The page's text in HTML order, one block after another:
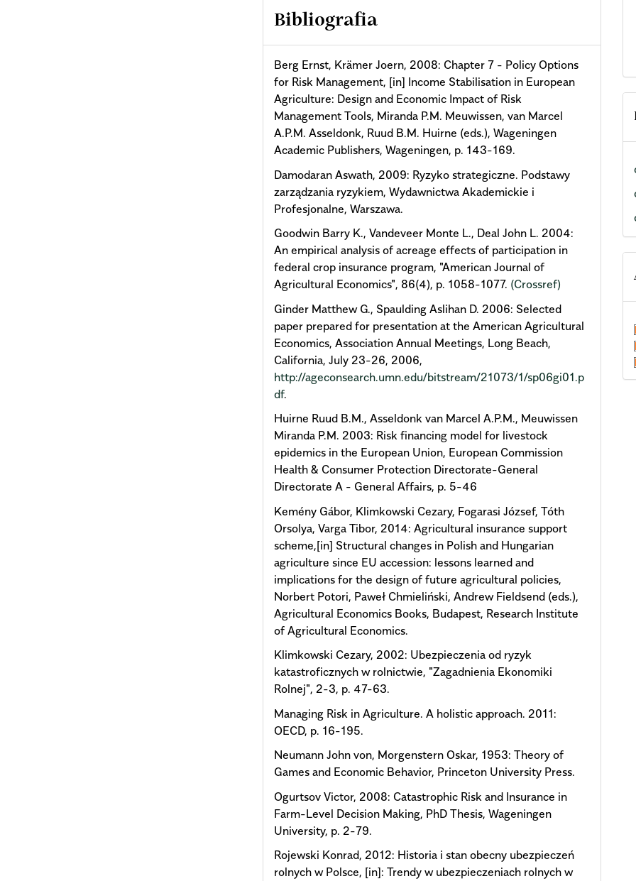
Bibliografia
Berg Ernst, Krämer Joern, 2008: Chapter 7 - Policy Options
for Risk Management, [in] Income Stabilisation in European
Agriculture: Design and Economic Impact of Risk
Management Tools, Miranda P.M. Meuwissen, van Marcel
A.P.M. Asseldonk, Ruud B.M. Huirne (eds.), Wageningen
Academic Publishers, Wageningen, p. 143-169.
Damodaran Aswath, 2009: Ryzyko strategiczne. Podstawy
zarządzania ryzykiem, Wydawnictwa Akademickie i
Profesjonalne, Warszawa.
Goodwin Barry K., Vandeveer Monte L., Deal John L. 2004:
An empirical analysis of acreage effects of participation in
federal crop insurance program, "American Journal of
Agricultural Economics", 86(4), p. 1058-1077. (Crossref)
Ginder Matthew G., Spaulding Aslihan D. 2006: Selected
paper prepared for presentation at the American Agricultural
Economics, Association Annual Meetings, Long Beach,
California, July 23-26, 2006,
http://ageconsearch.umn.edu/bitstream/21073/1/sp06gi01.p
df.
Huirne Ruud B.M., Asseldonk van Marcel A.P.M., Meuwissen
Miranda P.M. 2003: Risk financing model for livestock
epidemics in the European Union, European Commission
Health & Consumer Protection Directorate-General
Directorate A - General Affairs, p. 5-46
Kemény Gábor, Klimkowski Cezary, Fogarasi József, Tóth
Orsolya, Varga Tibor, 2014: Agricultural insurance support
scheme,[in] Structural changes in Polish and Hungarian
agriculture since EU accession: lessons learned and
implications for the design of future agricultural policies,
Norbert Potori, Paweł Chmieliński, Andrew Fieldsend (eds.),
Agricultural Economics Books, Budapest, Research Institute
of Agricultural Economics.
Klimkowski Cezary, 2002: Ubezpieczenia od ryzyk
katastroficznych w rolnictwie, "Zagadnienia Ekonomiki
Rolnej", 2-3, p. 47-63.
Managing Risk in Agriculture. A holistic approach. 2011:
OECD, p. 16-195.
Neumann John von, Morgenstern Oskar, 1953: Theory of
Games and Economic Behavior, Princeton University Press.
Ogurtsov Victor, 2008: Catastrophic Risk and Insurance in
Farm-Level Decision Making, PhD Thesis, Wageningen
University, p. 2-79.
Rojewski Konrad, 2012: Historia i stan obecny ubezpieczeń
rolnych w Polsce, [in]: Trendy w ubezpieczeniach rolnych w